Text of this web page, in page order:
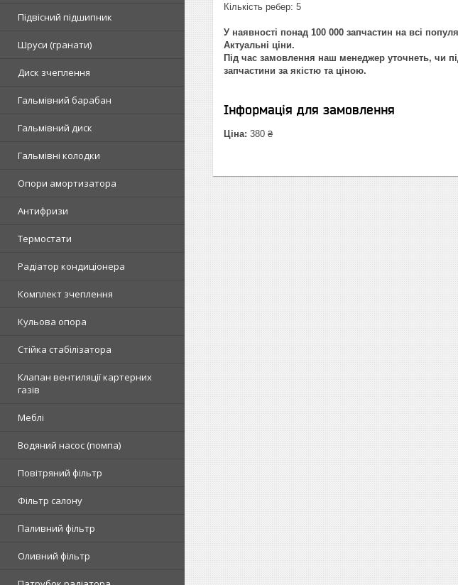
Підвісний підшипник
Шруси (гранати)
Диск зчеплення
Гальмівний барабан
Гальмівний диск
Гальмівні колодки
Опори амортизатора
Антифризи
Термостати
Радіатор кондиціонера
Комплект зчеплення
Кульова опора
Стійка стабілізатора
Клапан вентиляції картерних
газів
Меблі
Водяний насос (помпа)
Повітряний фільтр
Фільтр салону
Паливний фільтр
Оливний фільтр
Кількість ребер: 5
У наявності понад 100 000 запчастин на всі
Актуальні ціни.
Під час замовлення наш менеджер уточнеть, чи
запчастини за якістю та ціною.
Інформація для замовлення
Ціна: 380 ₴